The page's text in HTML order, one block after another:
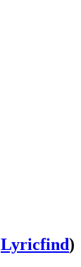
Lyricfind)